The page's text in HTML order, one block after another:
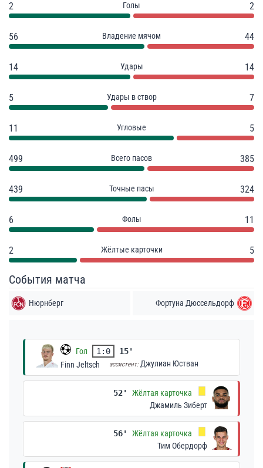
2 Голы 2
56 Владение мячом 44
14 Удары 14
5 Удары в створ 7
11 Угловые 5
499 Всего пасов 385
439 Точные пасы 324
6 Фолы 11
2 Жёлтые карточки 5
События матча
Нюрнберг Фортуна Дюссельдорф
Гол 1:0
15'
Finn Jeltsch
ассистент: Джулиан Юстван
52'
Жёлтая карточка
Джамиль Зиберт
56'
Жёлтая карточка
Тим Обердорф